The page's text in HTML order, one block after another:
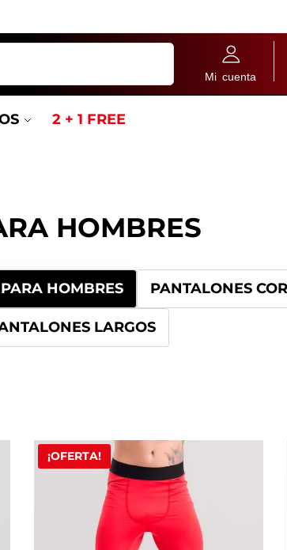
Mi cuenta
2 + 1 FREE
HOMBRES
HOMBRES PANTALONES
LARGOS
¡OFERTA!